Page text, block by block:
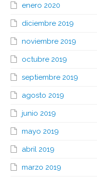
enero 2020
diciembre 2019
noviembre 2019
octubre 2019
septiembre 2019
agosto 2019
junio 2019
mayo 2019
abril 2019
marzo 2019